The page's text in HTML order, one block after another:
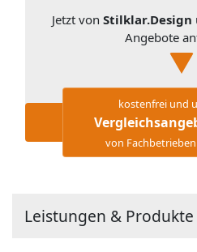
Jetzt von Stilklar.Design
Angebote
kostenfrei und
von
Leistungen &